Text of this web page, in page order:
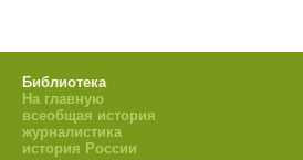
Библиотека
На главную
всеобщая история
журналистика
история России